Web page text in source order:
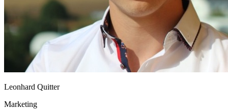
Leonhard Quitter
Marketing